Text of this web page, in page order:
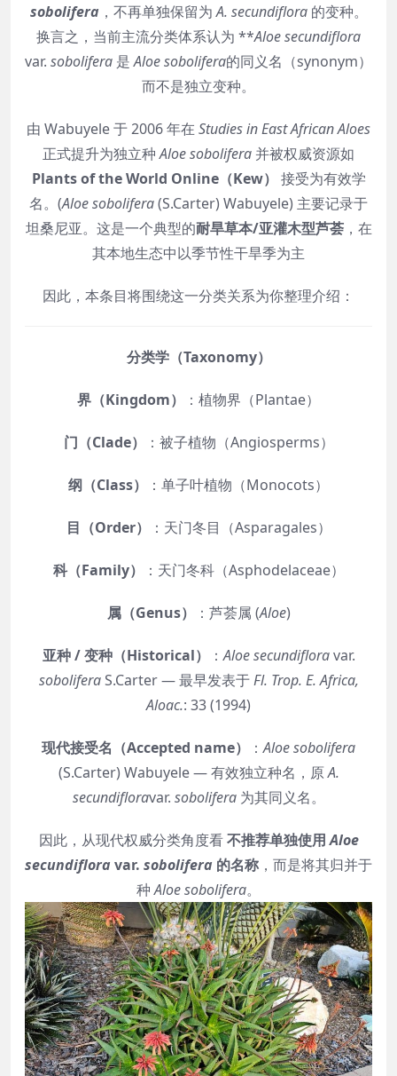
sobolifera ，不再单独保留为A. secundiflora的变种。
换言之，当前主流分类体系认为 **Aloe secundiflora
var. sobolifera 是Aloe sobolifera的同义名（synonym）
而不是独立变种。
由 Wabuyele 于 2006 年在 Studies in East African Aloes
正式提升为独立种Aloe sobolifera 并被权威资源如
Plants of the World Online（Kew） 接受为有效学
名。(Aloe sobolifera(S.Carter) Wabuyele) 主要记录于
坦桑尼亚。这是一个典型的耐旱草本/亚灌木型芦荟，在
其本地生态中以季节性干旱季为主
因此，本条目将围绕这一分类关系为你整理介绍：
分类学（Taxonomy）
界（Kingdom） ：植物界（Plantae）
门（Clade） ：被子植物（Angiosperms）
纲（Class） ：单子叶植物（Monocots）
目（Order） ：天门冬目（Asparagales）
科（Family） ：天门冬科（Asphodelaceae）
属（Genus） ：芦荟属 (Aloe)
亚种 / 变种（Historical） ：Aloe secundifloravar.
soboliferaS.Carter — 最早发表于Fl. Trop. E. Africa,
Aloac.: 33 (1994)
现代接受名（Accepted name） ：Aloe sobolifera
(S.Carter) Wabuyele — 有效独立种名，原A.
secundifloravar. sobolifera为其同义名。
因此，从现代权威分类角度看不推荐单独使用Aloe
secundiflora var. sobolifera 的名称 ，而是将其归并于
种Aloe sobolifera。